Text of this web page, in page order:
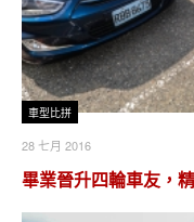
車型比拼
28 七月 2016
畢業晉升四輪車友，